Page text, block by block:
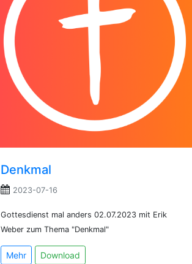
Denkmal
2023-07-16
Gottesdienst mal anders 02.07.2023 mit Erik
Weber zum Thema "Denkmal"
Mehr Download